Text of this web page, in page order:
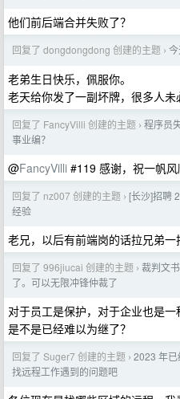
他们前后端合并失败了？
回复了 dongdongdong 创建的主题 › 今
老弟生日快乐，佩服你。
老天给你发了一副坏牌，很多人
回复了 FancyVilli 创建的主题 › 程序员
事业编？
@FancyVilli #119 感谢，祝一帆
回复了 nz007 创建的主题 › [长沙]招聘
经验
老兄，以后有前端岗的话拉兄弟一
回复了 996jiucai 创建的主题 › 裁判文
了。可以无限冲锋仲裁了
对于员工是保护，对于企业也是
是不是已经难以为继了？
回复了 Suger7 创建的主题 › 2023 年已
找远程工作遇到的问题吧